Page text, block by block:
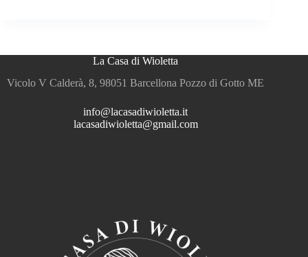
La Casa di Wioletta
Vicolo V Calderà, 8, 98051 Barcellona Pozzo di Gotto ME
info@lacasadiwioletta.it
lacasadiwioletta@gmail.com